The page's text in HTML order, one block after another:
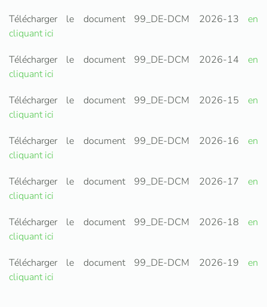
Télécharger le document 99_DE-DCM 2026-13 en
cliquant ici
Télécharger le document 99_DE-DCM 2026-14 en
cliquant ici
Télécharger le document 99_DE-DCM 2026-15 en
cliquant ici
Télécharger le document 99_DE-DCM 2026-16 en
cliquant ici
Télécharger le document 99_DE-DCM 2026-17 en
cliquant ici
Télécharger le document 99_DE-DCM 2026-18 en
cliquant ici
Télécharger le document 99_DE-DCM 2026-19 en
cliquant ici